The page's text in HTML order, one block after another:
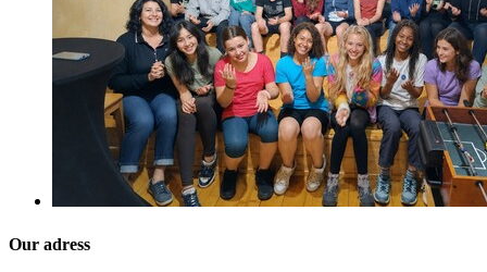
Our adress